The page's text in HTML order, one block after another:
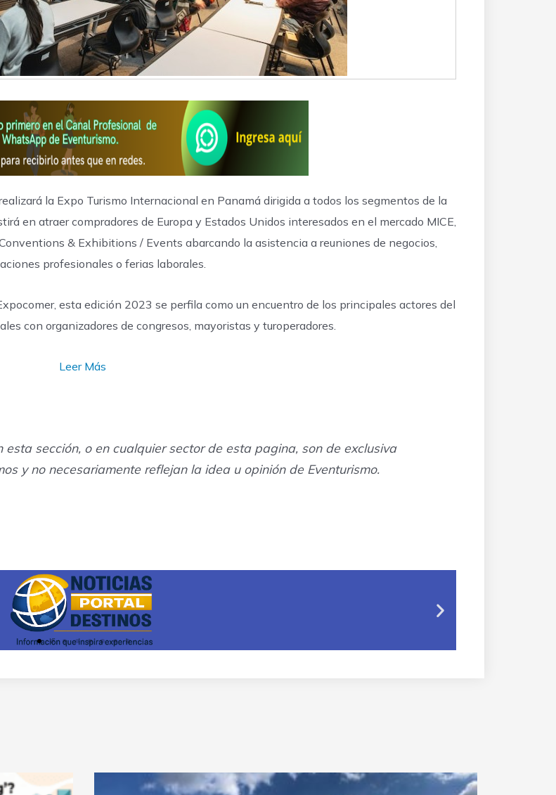
la Expo Turismo Internacional en Panamá dirigida a todos los segmentos de la
en atraer compradores de Europa y Estados Unidos interesados en el mercado MICE,
& Exhibitions / Events abarcando la asistencia a reuniones de negocios,
profesionales o ferias laborales.
esta edición 2023 se perfila como un encuentro de los principales actores del
con organizadores de congresos, mayoristas y turoperadores.
Leer Más
sección, o en cualquier sector de esta pagina, son de exclusiva
y no necesariamente reflejan la idea u opinión de Eventurismo.
Next
slide